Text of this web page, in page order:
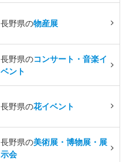
長野県の物産展
長野県のコンサート・音楽イ
ベント
長野県の花イベント
長野県の美術展・博物展・展
示会